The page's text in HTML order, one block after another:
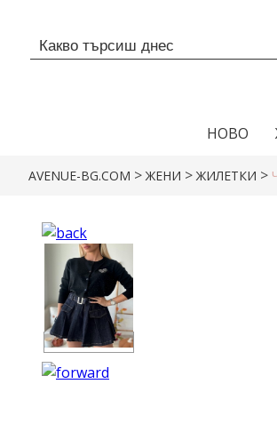
НОВО
AVENUE-BG.COM >ЖЕНИ >ЖИЛЕТКИ >